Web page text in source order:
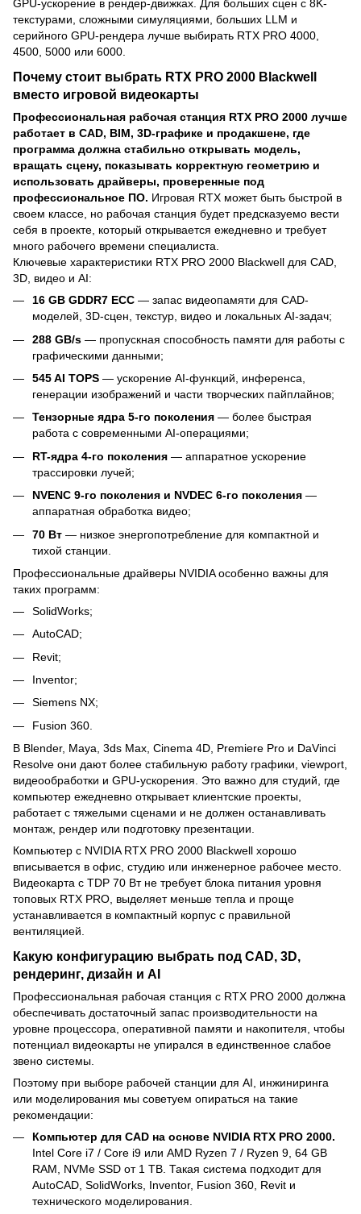
GPU-ускорение в рендер-движках. Для больших сцен с 8K-
текстурами, сложными симуляциями, больших LLM и
серийного GPU-рендера лучше выбирать RTX PRO 4000,
4500, 5000 или 6000.
Почему стоит выбрать RTX PRO 2000 Blackwell
вместо игровой видеокарты
Профессиональная рабочая станция RTX PRO 2000 лучше
работает в CAD, BIM, 3D-графике и продакшене, где
программа должна стабильно открывать модель,
вращать сцену, показывать корректную геометрию и
использовать драйверы, проверенные под
профессиональное ПО. Игровая RTX может быть быстрой в
своем классе, но рабочая станция будет предсказуемо вести
себя в проекте, который открывается ежедневно и требует
много рабочего времени специалиста.
Ключевые характеристики RTX PRO 2000 Blackwell для CAD,
3D, видео и AI:
16 GB GDDR7 ECC — запас видеопамяти для CAD-
моделей, 3D-сцен, текстур, видео и локальных AI-задач;
288 GB/s — пропускная способность памяти для работы с
графическими данными;
545 AI TOPS — ускорение AI-функций, инференса,
генерации изображений и части творческих пайплайнов;
Тензорные ядра 5-го поколения — более быстрая
работа с современными AI-операциями;
RT-ядра 4-го поколения — аппаратное ускорение
трассировки лучей;
NVENC 9-го поколения и NVDEC 6-го поколения —
аппаратная обработка видео;
70 Вт — низкое энергопотребление для компактной и
тихой станции.
Профессиональные драйверы NVIDIA особенно важны для
таких программ:
SolidWorks;
AutoCAD;
Revit;
Inventor;
Siemens NX;
Fusion 360.
В Blender, Maya, 3ds Max, Cinema 4D, Premiere Pro и DaVinci
Resolve они дают более стабильную работу графики, viewport,
видеообработки и GPU-ускорения. Это важно для студий, где
компьютер ежедневно открывает клиентские проекты,
работает с тяжелыми сценами и не должен останавливать
монтаж, рендер или подготовку презентации.
Компьютер с NVIDIA RTX PRO 2000 Blackwell хорошо
вписывается в офис, студию или инженерное рабочее место.
Видеокарта с TDP 70 Вт не требует блока питания уровня
топовых RTX PRO, выделяет меньше тепла и проще
устанавливается в компактный корпус с правильной
вентиляцией.
Какую конфигурацию выбрать под CAD, 3D,
рендеринг, дизайн и AI
Профессиональная рабочая станция с RTX PRO 2000 должна
обеспечивать достаточный запас производительности на
уровне процессора, оперативной памяти и накопителя, чтобы
потенциал видеокарты не упирался в единственное слабое
звено системы.
Поэтому при выборе рабочей станции для AI, инжиниринга
или моделирования мы советуем опираться на такие
рекомендации:
Компьютер для CAD на основе NVIDIA RTX PRO 2000.
Intel Core i7 / Core i9 или AMD Ryzen 7 / Ryzen 9, 64 GB
RAM, NVMe SSD от 1 TB. Такая система подходит для
AutoCAD, SolidWorks, Inventor, Fusion 360, Revit и
технического моделирования.